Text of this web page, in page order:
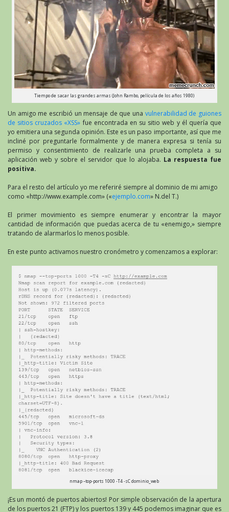
Tiempo de sacar las grandes armas (John Rambo, película de los años 1980)
Un amigo me escribió un mensaje de que una vulnerabilidad de guiones
de sitios cruzados «XSS»fue encontrada en su sitio web y él quería que
yo emitiera una segunda opinión. Este es un paso importante, así que me
incliné por preguntarle formalmente y de manera expresa si tenía su
permiso y consentimiento de realizarle una prueba completa a su
aplicación web y sobre el servidor que lo alojaba. La respuesta fue
positiva.
Para el resto del artículo yo me referiré siempre al dominio de mi amigo
como «http://www.example.com» («ejemplo.com» N.del T.)
El primer movimiento es siempre enumerar y encontrar la mayor
cantidad de información que puedas acerca de tu «enemigo,» siempre
tratando de alarmarlos lo menos posible.
En este punto activamos nuestro cronómetro y comenzamos a explorar:
nmap –top-ports 1000 -T4 -sC dominio_web
¡Es un montó de puertos abiertos! Por simple observación de la apertura
de los puertos 21 (FTP) y los puertos 139 y 445 podemos imaginar que es